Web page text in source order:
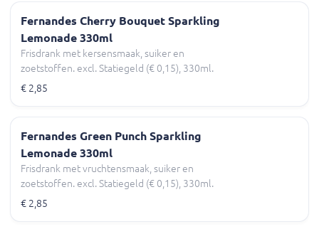
Fernandes Cherry Bouquet Sparkling
Lemonade 330ml
Frisdrank met kersensmaak, suiker en
zoetstoffen. excl. Statiegeld (€ 0,15), 330ml.
€ 2,85
Fernandes Green Punch Sparkling
Lemonade 330ml
Frisdrank met vruchtensmaak, suiker en
zoetstoffen. excl. Statiegeld (€ 0,15), 330ml.
€ 2,85